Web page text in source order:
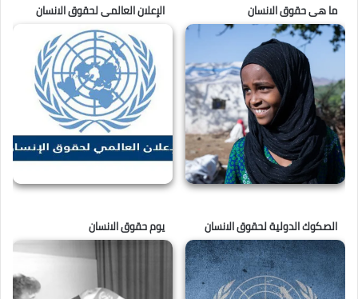
ما هى حقوق الانسان الإعلان العالمى لحقوق الانسان
الصكوك الدولية لحقوق الانسان يوم حقوق الانسان